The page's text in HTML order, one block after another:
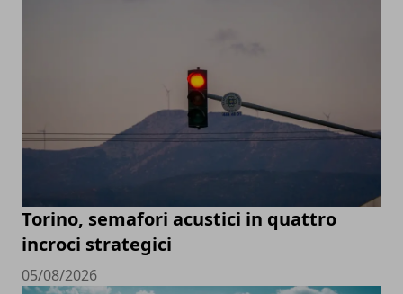
Torino, semafori acustici in quattro
incroci strategici
05/08/2026